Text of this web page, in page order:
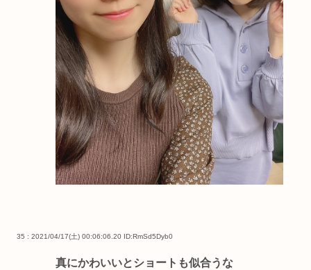
35 : 2021/04/17(土) 00:06:06.20 ID:RmSd5Dyb0
真にかわいいとショートも似合うな